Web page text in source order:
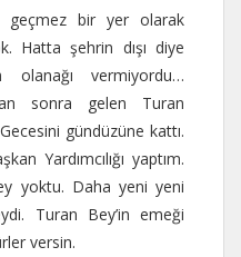
geçmez bir yer olarak
Hatta şehrin dışı diye
olanağı vermiyordu…
sonra gelen Turan
gündüzüne kattı.
Yardımcılığı yaptım.
yoktu. Daha yeni yeni
Turan Bey’in emeği
versin.